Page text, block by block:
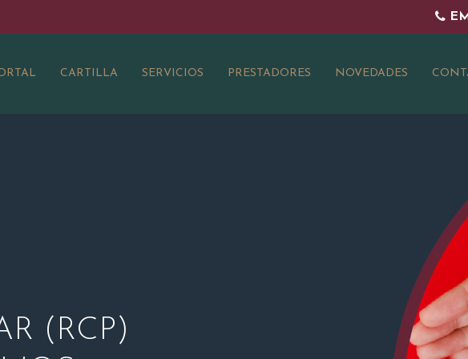
CARTILLA SERVICIOS PRESTADORES NOVEDADES
(RCP)